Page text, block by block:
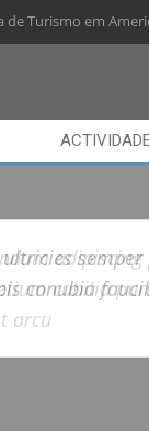
de Turismo em
adipiscing
cubilia
arcu